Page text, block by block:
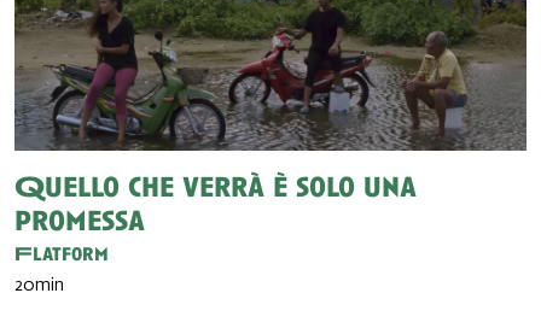
Quello che verrà è solo una
promessa
Flatform
20min